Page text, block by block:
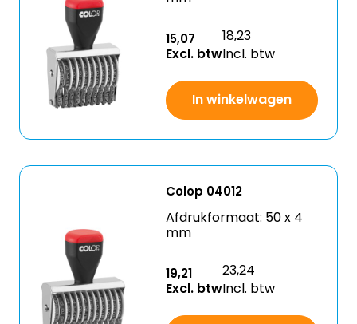
15,07
Excl. btw
18,23
Incl. btw
In winkelwagen
Colop 04012
Afdrukformaat: 50 x 4
mm
19,21
Excl. btw
23,24
Incl. btw